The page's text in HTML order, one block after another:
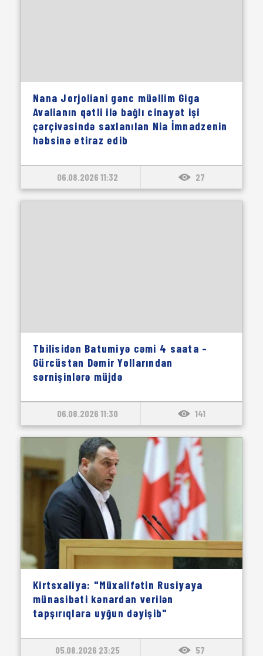
Nana Jorjoliani gənc müəllim Giga
Avalianın qətli ilə bağlı cinayət işi
çərçivəsində saxlanılan Nia İmnadzenin
həbsinə etiraz edib
06.08.2026 11:32 27
Tbilisidən Batumiyə cəmi 4 saata –
Gürcüstan Dəmir Yollarından
sərnişinlərə müjdə
06.08.2026 11:30 141
Kirtsxaliya: "Müxalifətin Rusiyaya
münasibəti kənardan verilən
tapşırıqlara uyğun dəyişib"
05.08.2026 23:25 57